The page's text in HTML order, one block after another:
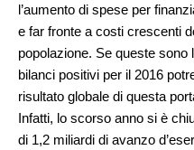
l’aumento di spese per
e far fronte a costi crescenti
popolazione. Se queste
bilanci positivi per il 2016
risultato globale di questa
Infatti, lo scorso anno si è
di 1,2 miliardi di avanzo